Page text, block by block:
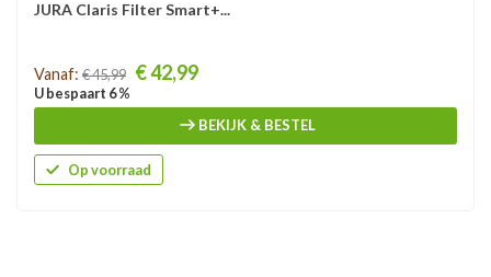
JURA Claris Filter Smart+...
Prijs
Vanaf: € 45,99 € 42,99
U bespaart 6 %
BEKIJK & BESTEL
Op voorraad